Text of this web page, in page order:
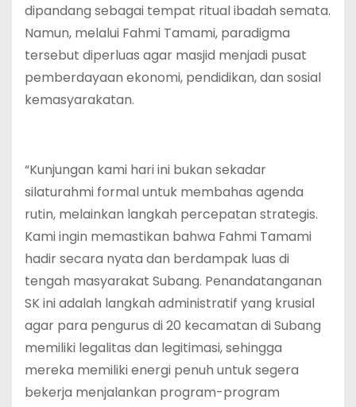
dipandang sebagai tempat ritual ibadah semata.
Namun, melalui Fahmi Tamami, paradigma
tersebut diperluas agar masjid menjadi pusat
pemberdayaan ekonomi, pendidikan, dan sosial
kemasyarakatan.
“Kunjungan kami hari ini bukan sekadar
silaturahmi formal untuk membahas agenda
rutin, melainkan langkah percepatan strategis.
Kami ingin memastikan bahwa Fahmi Tamami
hadir secara nyata dan berdampak luas di
tengah masyarakat Subang. Penandatanganan
SK ini adalah langkah administratif yang krusial
agar para pengurus di 20 kecamatan di Subang
memiliki legalitas dan legitimasi, sehingga
mereka memiliki energi penuh untuk segera
bekerja menjalankan program-program